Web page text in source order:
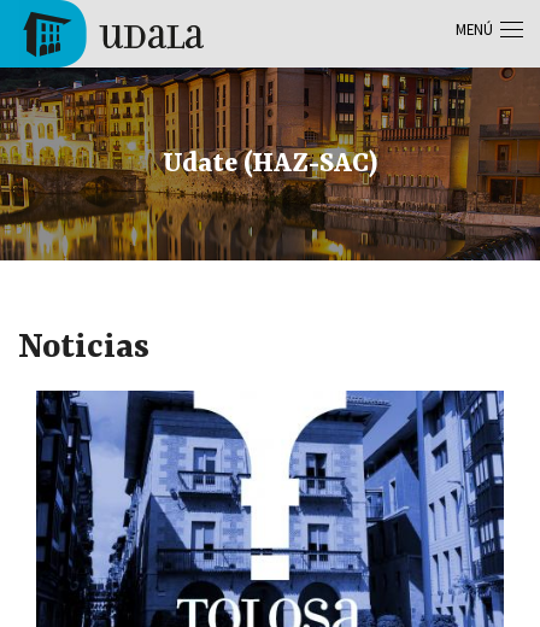
Pasar al contenido principal
Tolosa
Udate (HAZ-SAC)
Noticias
MENÚ